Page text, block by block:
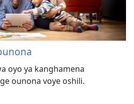
oyo ya kanghamena
ounona voye oshili.